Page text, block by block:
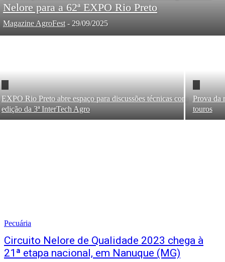
Nelore para a 62ª EXPO Rio Preto
Magazine AgroFest - 29/09/2025
EXPO Rio Preto abre espaço para discussões técnicas com
edição da 3ª InterTech Agro
Prova da
touros
Pecuária
Circuito Nelore de Qualidade 2023 chega à
21ª etapa nacional, em Nanuque (MG)